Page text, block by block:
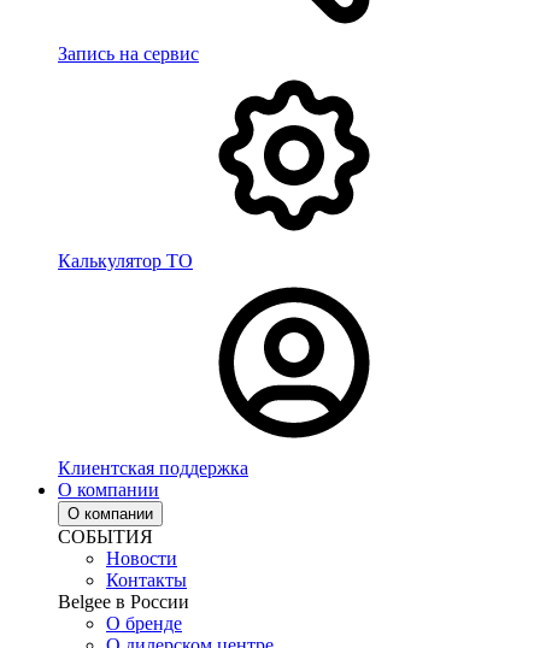
Запись на сервис
Калькулятор ТО
Клиентская поддержка
О компании
О компании
СОБЫТИЯ
Новости
Контакты
Belgee в России
О бренде